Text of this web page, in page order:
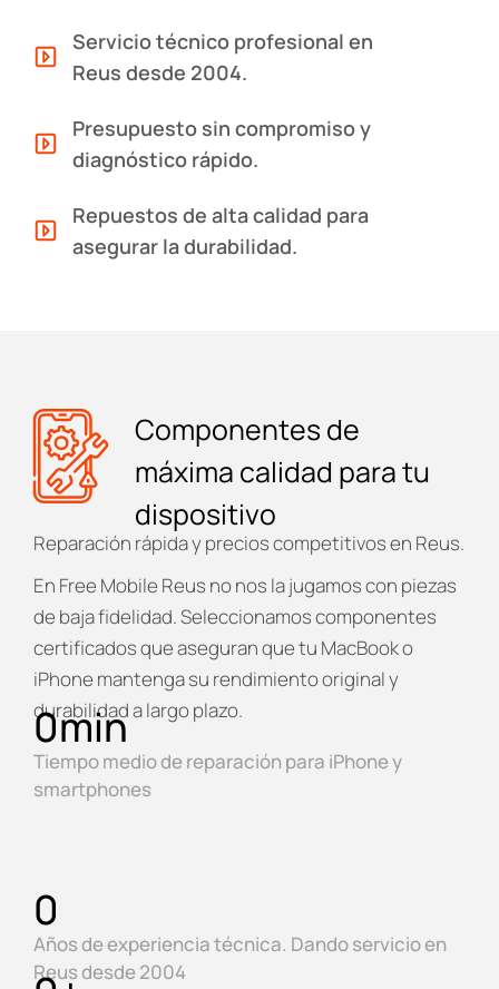
Servicio técnico profesional en
Reus desde 2004.
Presupuesto sin compromiso y
diagnóstico rápido.
Repuestos de alta calidad para
asegurar la durabilidad.
Componentes de
máxima calidad para tu
dispositivo
Reparación rápida y precios competitivos en Reus.
En Free Mobile Reus no nos la jugamos con piezas
de baja fidelidad. Seleccionamos componentes
certificados que aseguran que tu MacBook o
iPhone mantenga su rendimiento original y
durabilidad a largo plazo.
Tiempo medio de reparación para iPhone y
smartphones
0min
Años de experiencia técnica. Dando servicio en
Reus desde 2004
0